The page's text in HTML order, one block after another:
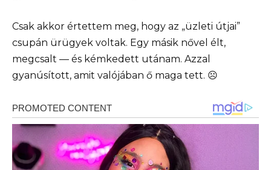
Csak akkor értettem meg, hogy az „üzleti útjai”
csupán ürügyek voltak. Egy másik nővel élt,
megcsalt — és kémkedett utánam. Azzal
gyanúsított, amit valójában ő maga tett. ☹️